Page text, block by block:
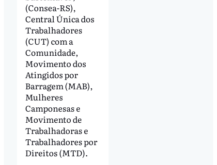
(Consea-RS),
Central Única dos
Trabalhadores
(CUT) com a
Comunidade,
Movimento dos
Atingidos por
Barragem (MAB),
Mulheres
Camponesas e
Movimento de
Trabalhadoras e
Trabalhadores por
Direitos (MTD).